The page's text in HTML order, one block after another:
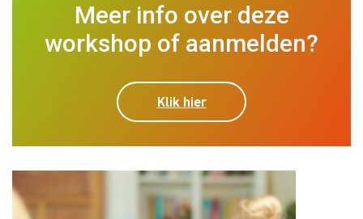
Meer info over deze
workshop of aanmelden?
Klik hier